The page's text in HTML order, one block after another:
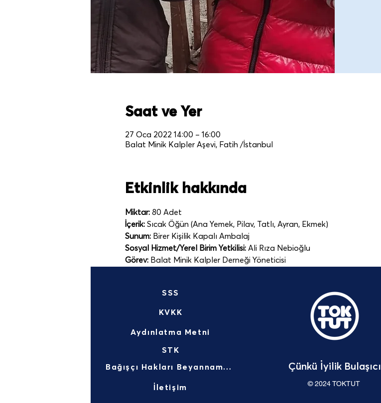
Saat ve Yer
27 Oca 2022 14:00 – 16:00
Balat Minik Kalpler Aşevi, Fatih /İstanbul
Etkinlik hakkında
Miktar: 80 Adet
İçerik: Sıcak Öğün (Ana Yemek, Pilav, Tatlı, Ayran, Ekmek)
Sunum: Birer Kişilik Kapalı Ambalaj
Sosyal Hizmet/Yerel Birim Yetkilisi: Ali Rıza Nebioğlu
Görev: Balat Minik Kalpler Derneği Yöneticisi
SSS
KVKK
STK
Bağışçı Hakları Beyannamesi
Aydınlatma Metni
İletişim
Çünkü İyilik Bulaşıcı
© 2024 TOKTUT